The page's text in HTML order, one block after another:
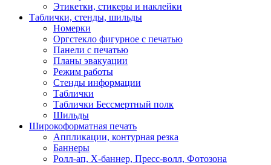
Этикетки, стикеры и наклейки
Таблички, стенды, шильды
Номерки
Оргстекло фигурное с печатью
Панели с печатью
Планы эвакуации
Режим работы
Стенды информации
Таблички
Таблички Бессмертный полк
Шильды
Широкоформатная печать
Аппликации, контурная резка
Баннеры
Ролл-ап, X-баннер, Пресс-волл, Фотозона